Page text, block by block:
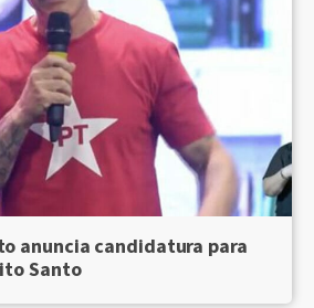
anuncia candidatura para
Santo